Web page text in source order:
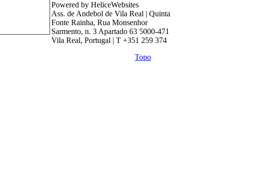
Topo
Powered by HeliceWebsites
Ass. de Andebol de Vila Real | Quinta
Fonte Rainha, Rua Monsenhor
Sarmento, n. 3 Apartado 63 5000-471
Vila Real, Portugal | T +351 259 374